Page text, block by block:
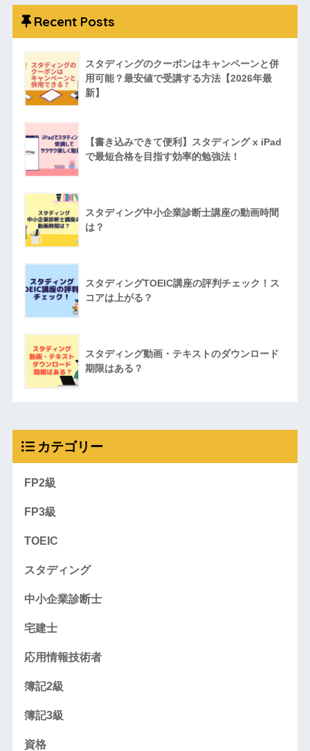
Recent Posts
スタディングのクーポンはキャンペーンと併
用可能？最安値で受講する方法【2026年最
新】
【書き込みできて便利】スタディング x iPad
で最短合格を目指す効率的勉強法！
スタディング中小企業診断士講座の動画時間
は？
スタディングTOEIC講座の評判チェック！ス
コアは上がる？
スタディング動画・テキストのダウンロード
期限はある？
カテゴリー
FP2級
FP3級
TOEIC
スタディング
中小企業診断士
宅建士
応用情報技術者
簿記2級
簿記3級
資格